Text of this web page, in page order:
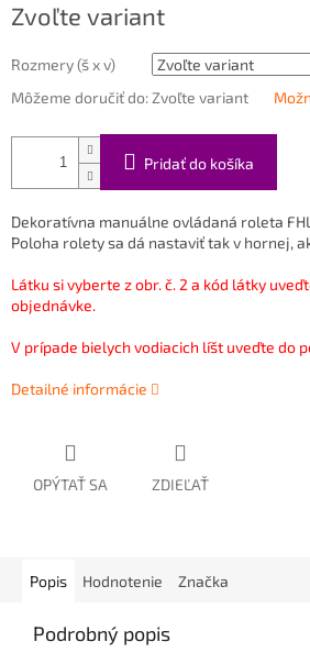
cena:
Zvoľte variant
Rozmery (š x v)
Môžeme doručiť do: Zvoľte variant
Pridať do košíka
Dekoratívna manuálne ovládaná roleta
Poloha rolety sa dá nastaviť tak v hornej,
Látku si vyberte z obr. č. 2 a kód látky
objednávke.
V prípade bielych vodiacich líšt uveďte do
Detailné informácie
OPÝTAŤ SA ZDIEĽAŤ
Popis Hodnotenie Značka
Podrobný popis